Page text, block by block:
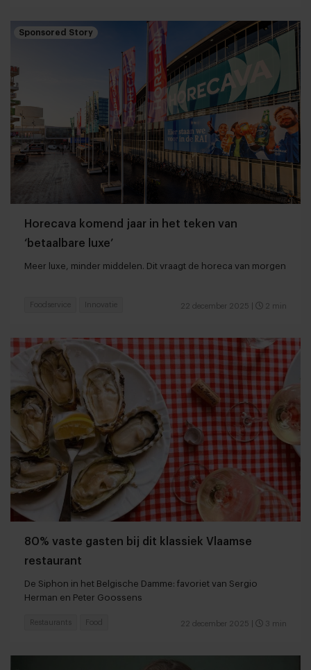
Sponsored Story
Horecava komend jaar in het teken van
‘betaalbare luxe’
Meer luxe, minder middelen. Dit vraagt de horeca van morgen
22 december 2025 2 min
Foodservice Innovatie
80% vaste gasten bij dit klassiek Vlaamse
restaurant
De Siphon in het Belgische Damme: favoriet van Sergio
Herman en Peter Goossens
22 december 2025 3 min
Restaurants Food